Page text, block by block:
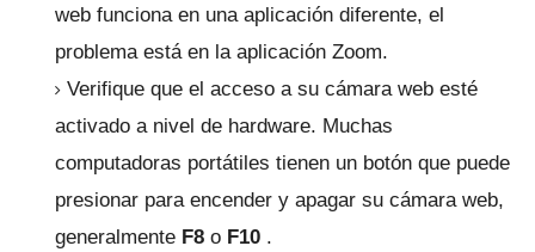
web funciona en una aplicación diferente, el
problema está en la aplicación Zoom.
Verifique que el acceso a su cámara web esté
activado a nivel de hardware. Muchas
computadoras portátiles tienen un botón que puede
presionar para encender y apagar su cámara web,
generalmente F8 o F10 .